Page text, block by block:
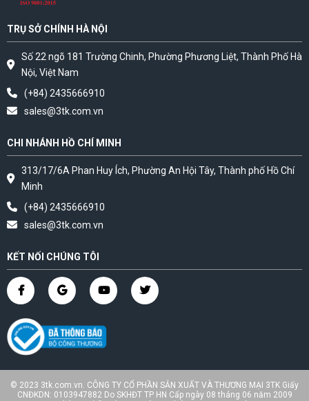
TRỤ SỞ CHÍNH HÀ NỘI
Số 22 ngõ 181 Trường Chinh, Phường Phương Liệt, Thành Phố Hà
Nội, Việt Nam
(+84) 2435666910
sales@3tk.com.vn
CHI NHÁNH HỒ CHÍ MINH
313/17/6A Phan Huy Ích, Phường An Hội Tây, Thành phố Hồ Chí
Minh
(+84) 2435666910
sales@3tk.com.vn
KẾT NỐI CHÚNG TÔI
© 2023 3tk.com.vn. CÔNG TY CỔ PHẦN SẢN XUẤT VÀ THƯƠNG MẠI 3TK Giấy
CNĐKDN: 0103947882 Do SKHĐT TP HN Cấp ngày 08 tháng 06 năm 2009